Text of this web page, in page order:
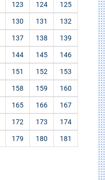
123 124 125
130 131 132
137 138 139
144 145 146
151 152 153
158 159 160
165 166 167
172 173 174
179 180 181